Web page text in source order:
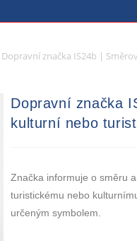
Dopravní značka IS24b |
Dopravní značka
kulturní nebo
Značka informuje o směru
turistickému nebo
určeným symbolem.